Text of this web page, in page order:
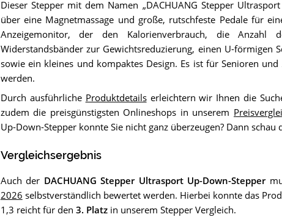
Dieser Stepper mit dem Namen „DACHUANG Stepper
über eine Magnetmassage und große, rutschfeste Pedale für
Anzeigemonitor, der den Kalorienverbrauch, die Anzahl
Widerstandsbänder zur Gewichtsreduzierung, einen U-förmigen
sowie ein kleines und kompaktes Design. Es ist für Senioren
werden.
Durch ausführliche Produktdetailserleichtern wir Ihnen die
zudem die preisgünstigsten Onlineshops in unserem
Up-Down-Stepper konnte Sie nicht ganz überzeugen? Dann schau
Vergleichsergebnis
Auch der DACHUANG Stepper Ultrasport Up-Down-Stepper
2026 selbstverständlich bewertet werden. Hierbei konnte das
1,3 reicht für den 3. Platzin unserem Stepper Vergleich.